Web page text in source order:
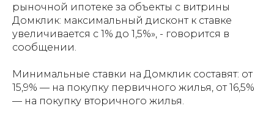
рыночной ипотеке за объекты с витрины
Домклик: максимальный дисконт к ставке
увеличивается с 1% до 1,5%», - говорится в
сообщении.
Минимальные ставки на Домклик составят: от
15,9% — на покупку первичного жилья, от 16,5%
— на покупку вторичного жилья.